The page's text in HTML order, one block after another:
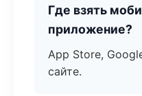
Где взять
приложение?
App Store,
сайте.